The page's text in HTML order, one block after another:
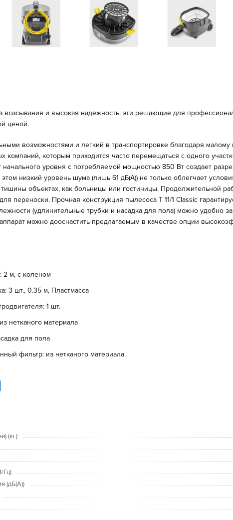
и высокая надежность: эти решающие для
ценой.
возможностями и легкий в транспортировке благодаря
компаний, которым приходится часто перемещаться с одного
начального уровня с потребляемой мощностью 850 Вт создает
этом низкий уровень шума (лишь 61 дБ(А)) не только облегчает
объектах, как больницы или гостиницы. Продолжительной
переноски. Прочная конструкция пылесоса T 11/1 Classic
(удлинительные трубки и насадка для пола) можно удобно
можно дооснастить предлагаемым в качестве опции
м, с коленом
3 шт., 0.35 м, Пластмасса
1 шт.
нетканого материала
для пола
фильтр: из нетканого материала
(кг)
Гц)
(дБ(А))